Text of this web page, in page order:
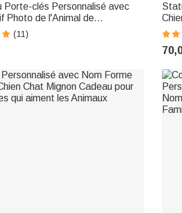
Porte-clés Personnalisé avec
Photo de l'Animal de
Gravée Cadeau Anniversaire
d'Animal
(11)